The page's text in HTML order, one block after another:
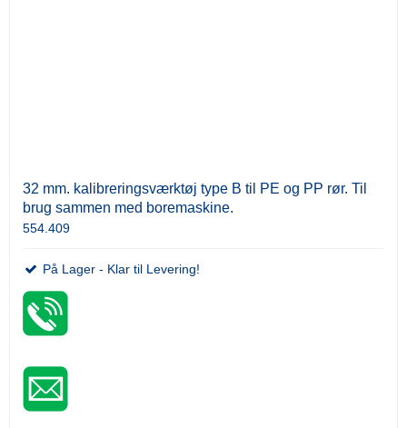
32 mm. kalibreringsværktøj type B til PE og PP rør. Til
brug sammen med boremaskine.
554.409
På Lager - Klar til Levering!